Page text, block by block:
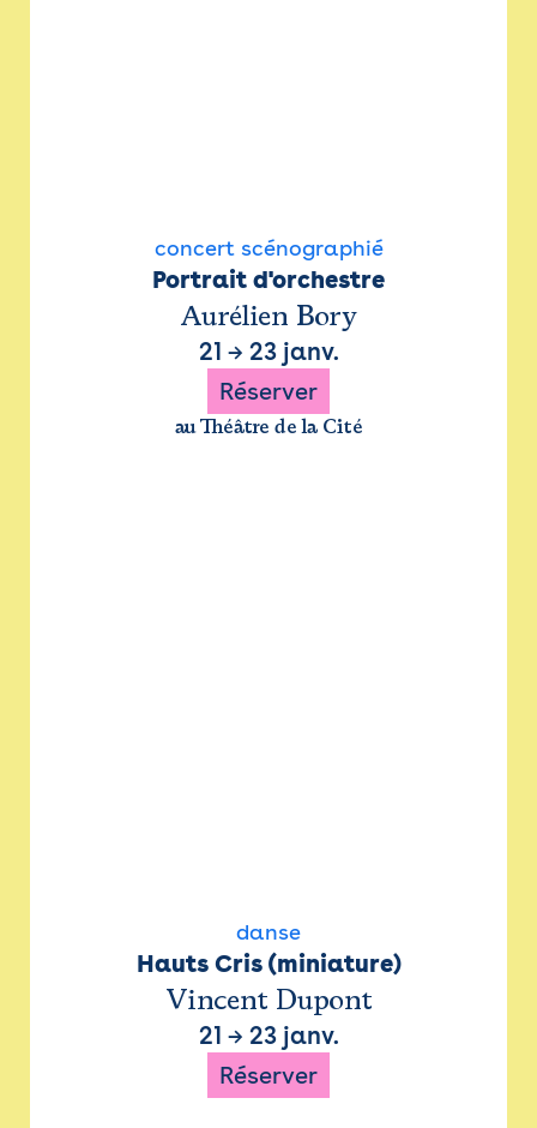
concert scénographié
Portrait d'orchestre
Aurélien Bory
21 → 23 janv.
Réserver
au Théâtre de la Cité
danse
Hauts Cris (miniature)
Vincent Dupont
21 → 23 janv.
Réserver